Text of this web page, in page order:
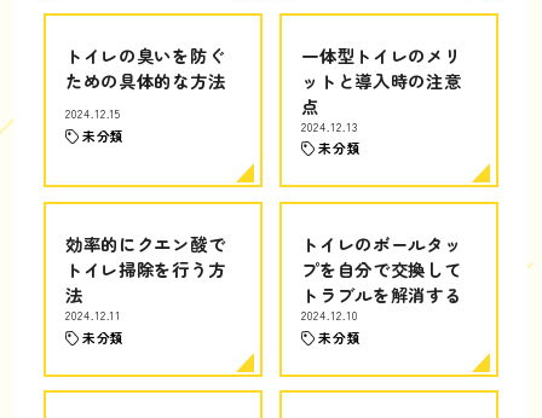
トイレの臭いを防ぐ
ための具体的な方法
2024.12.15
未分類
一体型トイレのメリ
ットと導入時の注意
点
2024.12.13
未分類
効率的にクエン酸で
トイレ掃除を行う方
法
2024.12.11
未分類
トイレのボールタッ
プを自分で交換して
トラブルを解消する
2024.12.10
未分類